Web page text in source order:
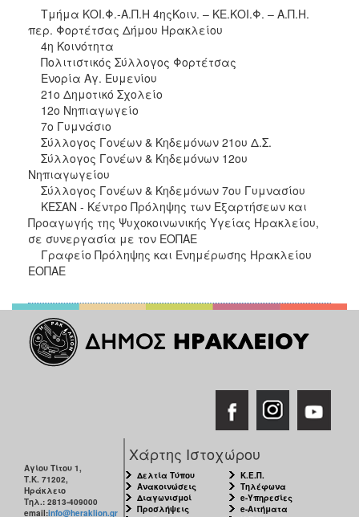
Τμήμα ΚΟΙ.Φ.-Α.Π.Η 4ηςΚοιν. – ΚΕ.ΚΟΙ.Φ. – Α.Π.Η.
περ. Φορτέτσας Δήμου Ηρακλείου
4η Κοινότητα
Πολιτιστικός Σύλλογος Φορτέτσας
Ενορία Αγ. Ευμενίου
21ο Δημοτικό Σχολείο
12ο Νηπιαγωγείο
7ο Γυμνάσιο
Σύλλογος Γονέων & Κηδεμόνων 21ου Δ.Σ.
Σύλλογος Γονέων & Κηδεμόνων 12ου
Νηπιαγωγείου
Σύλλογος Γονέων & Κηδεμόνων 7ου Γυμνασίου
ΚΕΣΑΝ - Κέντρο Πρόληψης των Εξαρτήσεων και
Προαγωγής της Ψυχοκοινωνικής Υγείας Ηρακλείου,
σε συνεργασία με τον ΕΟΠΑΕ
Γραφείο Πρόληψης και Ενημέρωσης Ηρακλείου
ΕΟΠΑΕ
Αγίου Τίτου 1,
Τ.Κ. 71202,
Ηράκλειο
Τηλ.: 2813-409000
email:info@heraklion.gr
Χάρτης Ιστοχώρου
Δελτία Τύπου
Ανακοινώσεις
Διαγωνισμοί
Προσλήψεις
Κ.Ε.Π.
Τηλέφωνα
e-Υπηρεσίες
e-Αιτήματα